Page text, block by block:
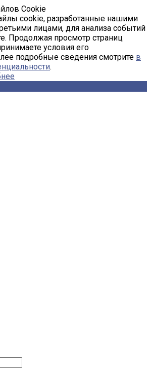
Cookie
cookie, разработанные нашими
лицами, для анализа событий
Продолжая просмотр страниц
условия его
подробные сведения смотрите в
.